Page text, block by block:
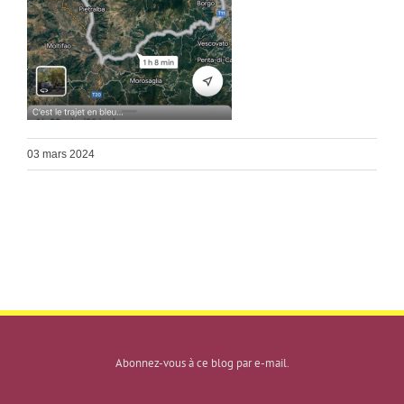
03 mars 2024
Abonnez-vous à ce blog par e-mail.